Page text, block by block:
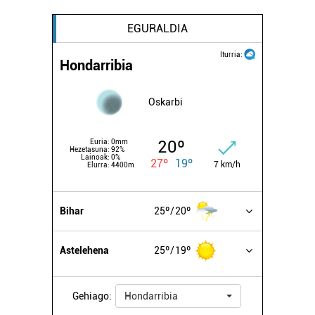
EGURALDIA
Iturria:
Hondarribia
Oskarbi
Euria: 0mm
Hezetasuna: 92%
Lainoak: 0%
Elurra: 4400m
20º
27º 19º 7 km/h
Bihar 25º 20º
Astelehena 25º 19º
Gehiago: Hondarribia